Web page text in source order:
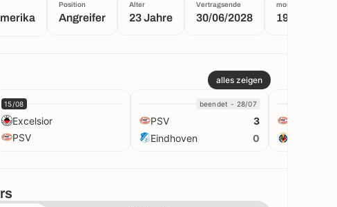
Position
Angreifer
Alter
23 Jahre
Vertragsende
30/06/2028
monatliches Gehalt
196 K €
alles zeigen
15/08
Excelsior
PSV
beendet - 28/07
PSV
3
Eindhoven
0